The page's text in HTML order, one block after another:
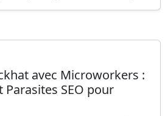
avec Microworkers :
Parasites SEO pour